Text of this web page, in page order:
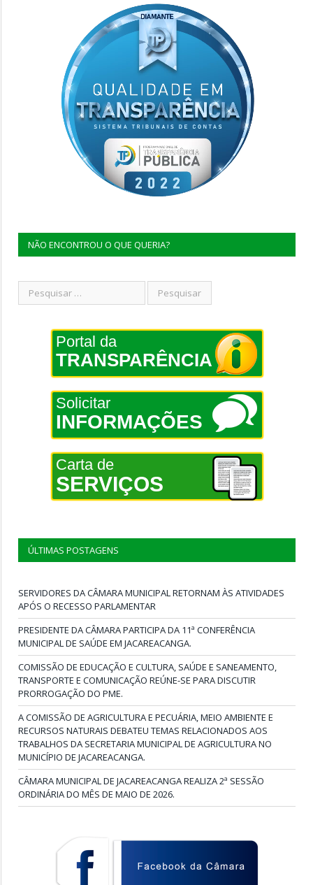
NÃO ENCONTROU O QUE QUERIA?
Portal da
TRANSPARÊNCIA
Solicitar
INFORMAÇÕES
Carta de
SERVIÇOS
ÚLTIMAS POSTAGENS
SERVIDORES DA CÂMARA MUNICIPAL RETORNAM ÀS ATIVIDADES
APÓS O RECESSO PARLAMENTAR
PRESIDENTE DA CÂMARA PARTICIPA DA 11ª CONFERÊNCIA
MUNICIPAL DE SAÚDE EM JACAREACANGA.
COMISSÃO DE EDUCAÇÃO E CULTURA, SAÚDE E SANEAMENTO,
TRANSPORTE E COMUNICAÇÃO REÚNE-SE PARA DISCUTIR
PRORROGAÇÃO DO PME.
A COMISSÃO DE AGRICULTURA E PECUÁRIA, MEIO AMBIENTE E
RECURSOS NATURAIS DEBATEU TEMAS RELACIONADOS AOS
TRABALHOS DA SECRETARIA MUNICIPAL DE AGRICULTURA NO
MUNICÍPIO DE JACAREACANGA.
CÂMARA MUNICIPAL DE JACAREACANGA REALIZA 2ª SESSÃO
ORDINÁRIA DO MÊS DE MAIO DE 2026.